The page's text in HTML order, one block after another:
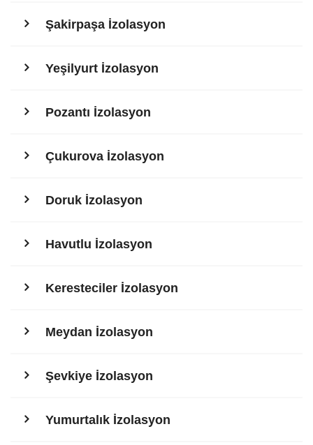
Şakirpaşa İzolasyon
Yeşilyurt İzolasyon
Pozantı İzolasyon
Çukurova İzolasyon
Doruk İzolasyon
Havutlu İzolasyon
Keresteciler İzolasyon
Meydan İzolasyon
Şevkiye İzolasyon
Yumurtalık İzolasyon